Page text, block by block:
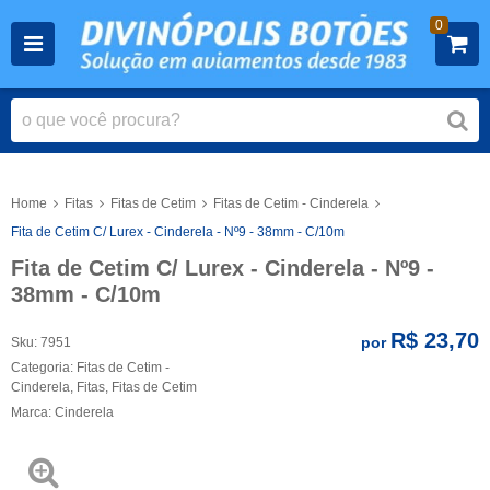
0
Home Fitas Fitas de Cetim
Fitas de Cetim - Cinderela
Fita de Cetim C/ Lurex - Cinderela - Nº9 - 38mm - C/10m
Fita de Cetim C/ Lurex - Cinderela - Nº9 -
38mm - C/10m
Sku: 7951
Categoria: Fitas de Cetim -
Cinderela Fitas Fitas de Cetim
Marca: Cinderela
por R$ 23,70